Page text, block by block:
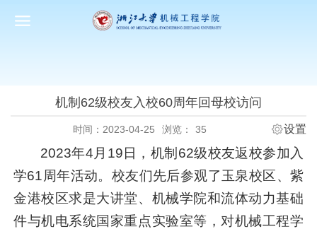
机制62级校友入校60周年回母校访问
时间：2023-04-25 浏览： 35 设置
2023年4 月 19 日，机制 62级校友返校参加入
学61周年活动。校友们先后参观了玉泉校区、紫
金港校区求是大讲堂、机械学院和流体动力基础
件与机电系统国家重点实验室等，对机械工程学